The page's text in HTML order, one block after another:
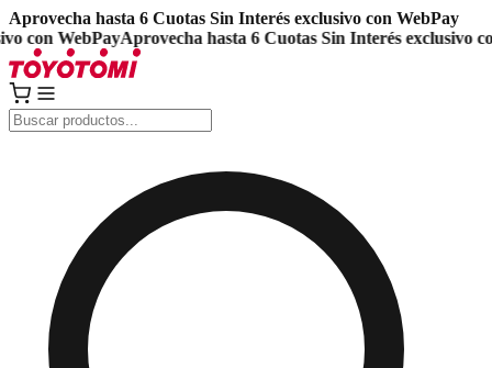
Aprovecha hasta 6 Cuotas Sin Interés exclusivo con WebPay
WebPayAprovecha hasta 6 Cuotas Sin Interés exclusivo con